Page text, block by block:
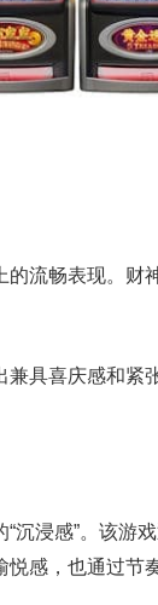
流畅表现。财
具喜庆感和紧
沉浸感”。该游
感，也通过节